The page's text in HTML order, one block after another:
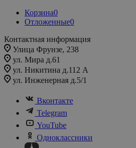
Корзина0
Отложенные0
Контактная информация
Улица Фрунзе, 238​
ул. Мира д.61
ул. Никитина д.112 А
ул. Инженерная д.5/1
Вконтакте
Telegram
YouTube
Одноклассники